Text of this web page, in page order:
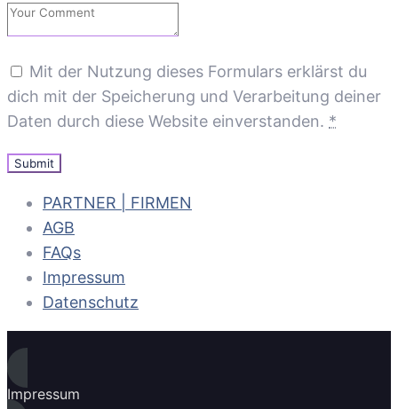
Mit der Nutzung dieses Formulars erklärst du
dich mit der Speicherung und Verarbeitung deiner
Daten durch diese Website einverstanden. *
PARTNER | FIRMEN
AGB
FAQs
Impressum
Datenschutz
Impressum